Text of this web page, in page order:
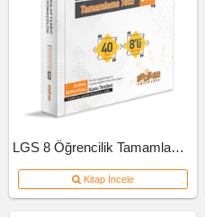
LGS 8 Öğrencilik Tamamlama Testi İnkılap Tarihi Ve Atatürkçülük
Kitap İncele